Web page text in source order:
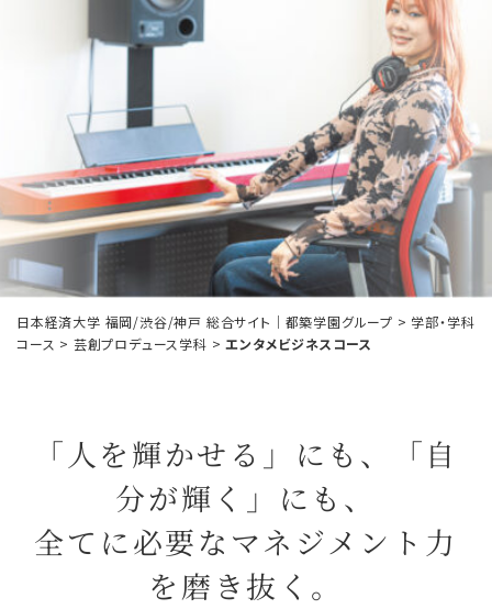
日本経済大学 福岡/渋谷/神戸 総合サイト｜都築学園グループ > 学部・学科
コース > 芸創プロデュース学科 >エンタメビジネスコース
「人を輝かせる」にも、「自
分が輝く」にも、
全てに必要なマネジメント力
を磨き抜く。